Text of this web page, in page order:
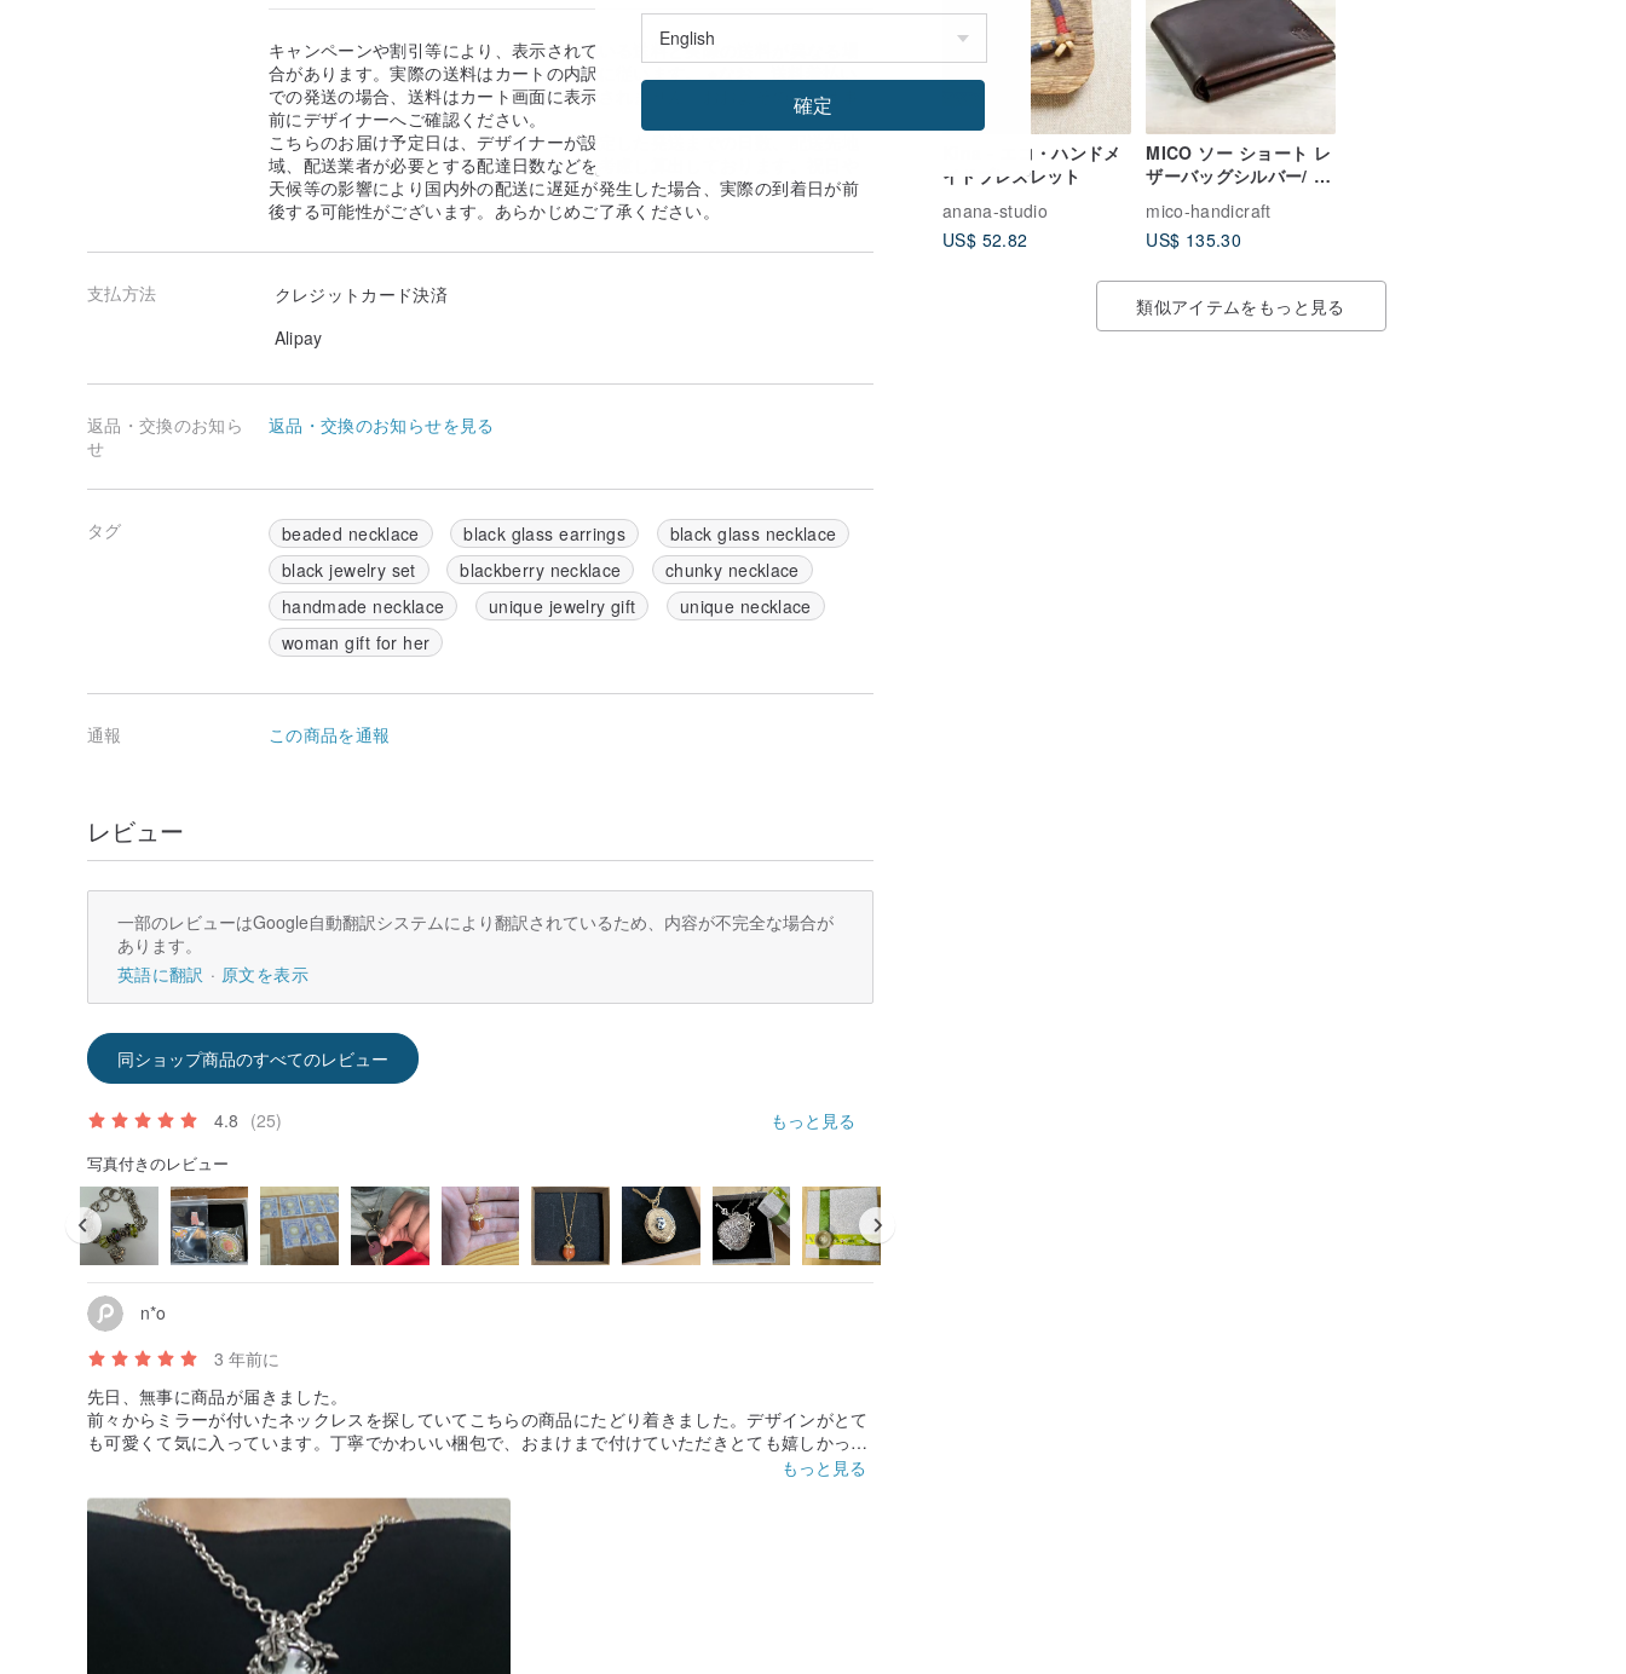
Kina - エコ・ハンドメ
イドブレスレット
anana-studio
US$ 52.82
MICO ソー ショート レ
ザーバッグシルバー/ シ
チョイクロス（コーク
ティー）
mico-handicraft
US$ 135.30
類似アイテムをもっと見る
キャンペーンや割引等により、表示されている送料と実際の送料が異なる場
合があります。実際の送料はカートの内訳に従います。 ※なお、送料着払い
での発送の場合、送料はカート画面に表示されません。おおよその送料は事
前にデザイナーへご確認ください。
こちらのお届け予定日は、デザイナーが設定した発送までの日数、配送先地
域、配送業者が必要とする配達日数などを考慮し算出しております。祝日や
天候等の影響により国内外の配送に遅延が発生した場合、実際の到着日が前
後する可能性がございます。あらかじめご了承ください。
支払方法
クレジットカード決済
Alipay
返品・交換のお知ら
せ
返品・交換のお知らせを見る
タグ beaded necklace black glass earrings
black glass necklace
black jewelry set
blackberry necklace
chunky necklace
handmade necklace
unique jewelry gift
unique necklace
woman gift for her
通報 この商品を通報
レビュー
一部のレビューはGoogle自動翻訳システムにより翻訳されているため、内容が不完全な場合が
あります。
英語に翻訳
原文を表示
同ショップ商品のすべてのレビュー
4.8 (25) もっと見る
写真付きのレビュー
n*o
3 年前に
先日、無事に商品が届きました。
前々からミラーが付いたネックレスを探していてこちらの商品にたどり着きました。デザインがとて
も可愛くて気に入っています。丁寧でかわいい梱包で、おまけまで付けていただきとても嬉しかった
もっと見る
確定